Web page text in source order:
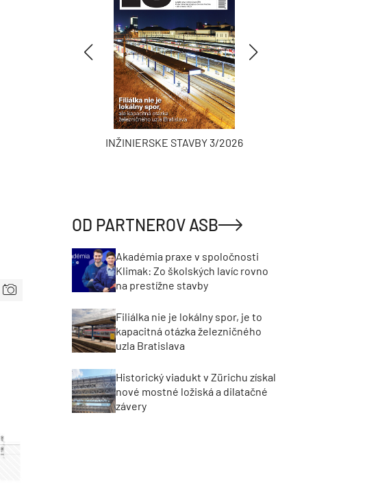
INŽINIERSKE STAVBY 3/2026
OD PARTNEROV ASB
Akadémia praxe v spoločnosti
Klimak: Zo školských lavíc rovno
na prestížne stavby
Filiálka nie je lokálny spor, je to
kapacitná otázka železničného
uzla Bratislava
Historický viadukt v Zürichu získal
nové mostné ložiská a dilatačné
závery